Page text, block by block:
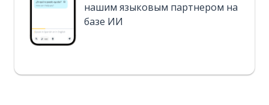
нашим языковым партнером на
базе ИИ